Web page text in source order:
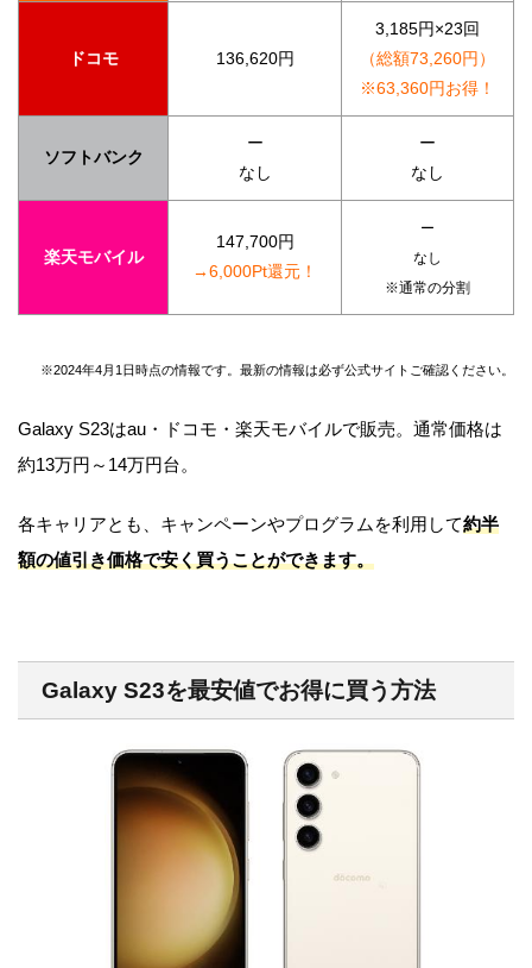
ドコモ 136,620円
3,185円×23回
（総額73,260円）
※63,360円お得！
ソフトバンク
ー
なし
ー
なし
楽天モバイル
147,700円
→6,000Pt還元！
ー
なし
※通常の分割
※2024年4月1日時点の情報です。最新の情報は必ず公式サイトご確認ください。
Galaxy S23はau・ドコモ・楽天モバイルで販売。通常価格は
約13万円～14万円台。
各キャリアとも、キャンペーンやプログラムを利用して約半
額の値引き価格で安く買うことができます。
Galaxy S23を最安値でお得に買う方法